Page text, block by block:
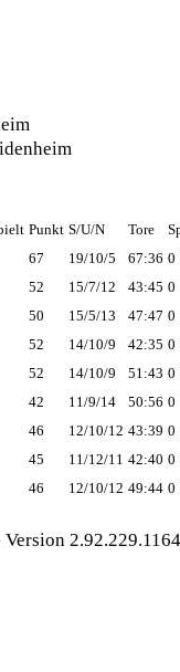
Punkt S/U/N Tore
67 19/10/5 67:36 0
52 15/7/12 43:45 0
50 15/5/13 47:47 0
52 14/10/9 42:35 0
52 14/10/9 51:43 0
42 11/9/14 50:56 0
46 12/10/12 43:39 0
45 11/12/11 42:40 0
46 12/10/12 49:44 0
Version